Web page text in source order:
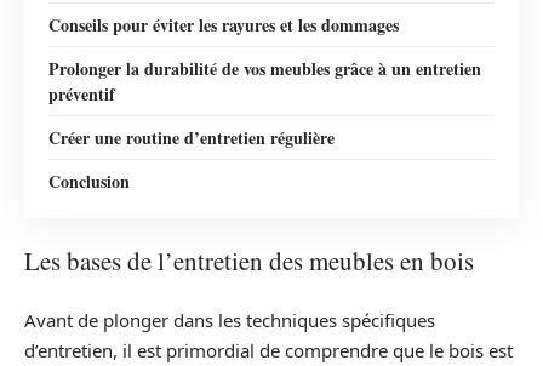
Conseils pour éviter les rayures et les dommages
Prolonger la durabilité de vos meubles grâce à un entretien
préventif
Créer une routine d’entretien régulière
Conclusion
Les bases de l’entretien des meubles en bois
Avant de plonger dans les techniques spécifiques
d’entretien, il est primordial de comprendre que le bois est